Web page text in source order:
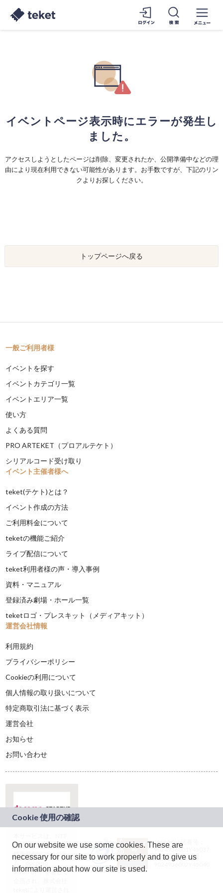
イベントページ表示時にエラーが発生し
ました。
アクセスしようとしたページは削除、変更されたか、公開準備中などの理
由により現在利用できない可能性があります。お手数ですが、下記のリン
クよりお探しください。
トップページへ戻る
一般ご利用者様
イベントを探す
イベントカテゴリ一覧
イベントエリア一覧
使い方
よくある質問
PRO ARTEKET（プロアルテケト）
シリアルコード受け取り
イベント主催者様へ
teket(テケト)とは？
イベント作成の方法
ご利用料金について
teketの機能ご紹介
ライブ配信について
teket利用者様の声・導入事例
資料・マニュアル
登録済み劇場・ホール一覧
teketロゴ・プレスキット（メディアキット）
運営会社情報
利用規約
プライバシーポリシー
Cookieの利用について
個人情報の取り扱いについて
特定商取引法に基づく表示
運営会社
お知らせ
お問い合わせ
ドコモグループの新
規事業創出プログラ
ム「docomo
STARTUP」を通じて
JASRAC許諾番号：
9024936001Y45037
JASRAC許諾番号：
On our website we use some cookies. These are
necessary for our site to work properly and to give us
information about how our site is used.